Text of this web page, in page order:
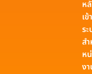
ห
เข้
ร
ส
ห
ง